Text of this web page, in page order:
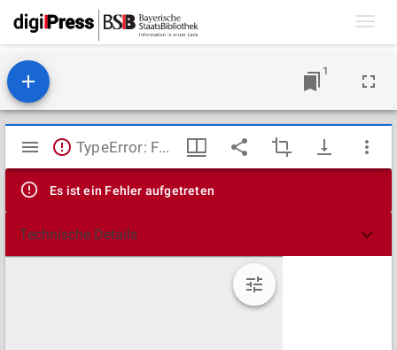
1
Mirador
Viewer
TypeError: Failed to fetch
Es ist ein Fehler aufgetreten
Technische Details